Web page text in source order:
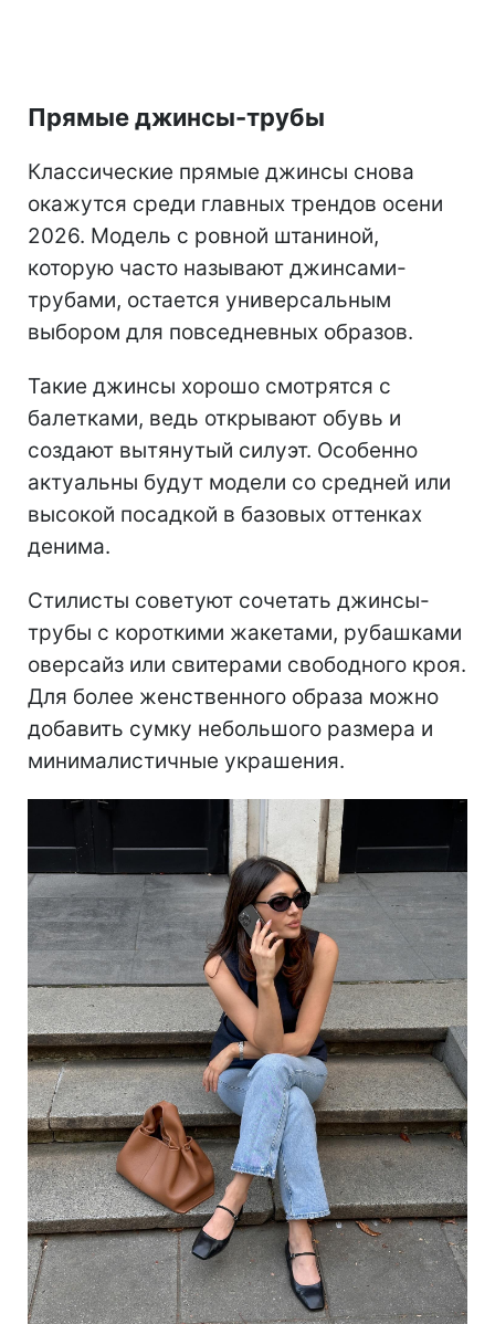
Прямые джинсы-трубы
Классические прямые джинсы снова
окажутся среди главных трендов осени
2026. Модель с ровной штаниной,
которую часто называют джинсами-
трубами, остается универсальным
выбором для повседневных образов.
Такие джинсы хорошо смотрятся с
балетками, ведь открывают обувь и
создают вытянутый силуэт. Особенно
актуальны будут модели со средней или
высокой посадкой в базовых оттенках
денима.
Стилисты советуют сочетать джинсы-
трубы с короткими жакетами, рубашками
оверсайз или свитерами свободного кроя.
Для более женственного образа можно
добавить сумку небольшого размера и
минималистичные украшения.